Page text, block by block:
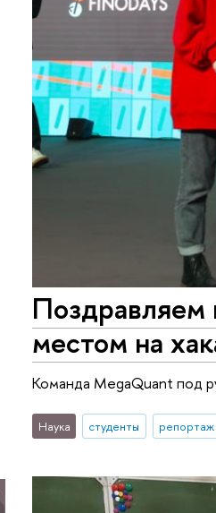
Поздравляем
местом на
Команда MegaQuant под
Наука студенты